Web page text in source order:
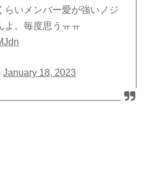
らいメンバー愛が強いノジ
よ。毎度思うㅠㅠ
January 18, 2023